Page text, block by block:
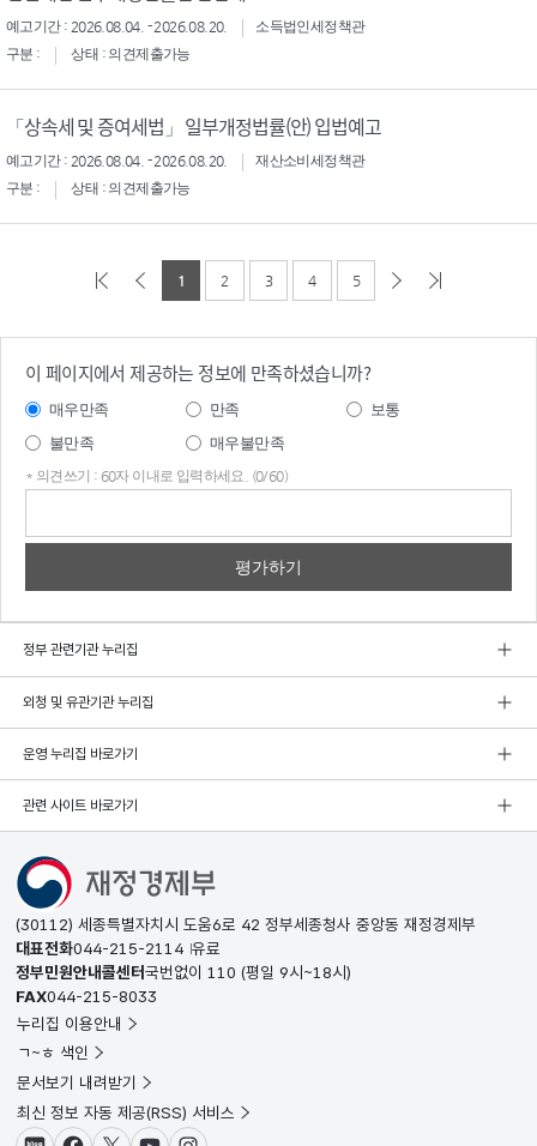
예고기간 : 2026.08.04. - 2026.08.20.
소득법인세정책관
구분 :
상태 : 의견제출가능
「상속세 및 증여세법」 일부개정법률(안) 입법예고
예고기간 : 2026.08.04. - 2026.08.20.
재산소비세정책관
구분 :
상태 : 의견제출가능
1 2 3 4 5
이 페이지에서 제공하는 정보에 만족하셨습니까?
매우만족 만족
보통
불만족
매우불만족
* 의견쓰기 : 60자 이내로 입력하세요. (0/60)
정부 관련기관 누리집
외청 및 유관기관 누리집
운영 누리집 바로가기
관련 사이트 바로가기
(30112) 세종특별자치시 도움6로 42 정부세종청사 중앙동 재정경제부
대표전화044-215-2114 유료
정부민원안내콜센터국번없이 110 (평일 9시~18시)
FAX044-215-8033
누리집 이용안내
ㄱ~ㅎ 색인
문서보기 내려받기
최신 정보 자동 제공(RSS) 서비스
블로그페이스북X(트위터)유튜브인스타그램